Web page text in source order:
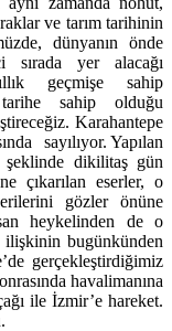
ve tarım tarihinin
dünyanın önde
sırada yer alacağı
geçmişe sahip
sahip olduğu
Karahantepe
sayılıyor. Yapılan
şeklinde dikilitaş gün
çıkarılan eserler, o
gözler önüne
heykelinden de o
ilişkinin bugünkünden
gerçekleştirdiğimiz
havalimanına
ile İzmir’e hareket.